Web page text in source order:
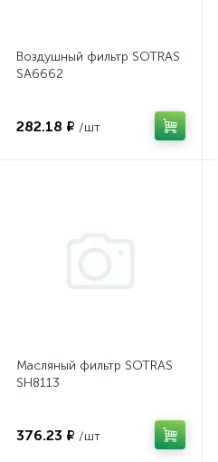
Воздушный фильтр SOTRAS
SA6662
282.18 ₽ /шт
Масляный фильтр SOTRAS
SH8113
376.23 ₽ /шт